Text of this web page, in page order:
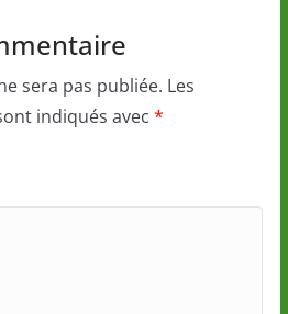
sera pas publiée. Les
indiqués avec *